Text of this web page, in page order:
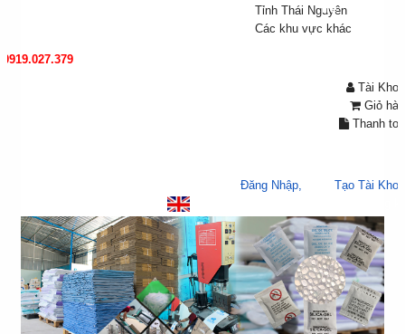
Tỉnh Thái Nguyên
Các khu vực khác
0919.027.379
Tài
Giỏ
Thanh
Đăng Nhập,
Tạo Tài
hệ